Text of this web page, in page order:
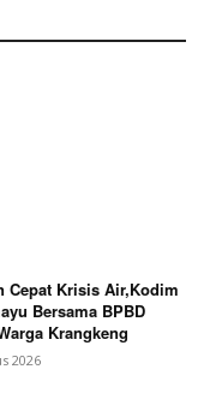
Cepat Krisis Air,Kodim
Bersama BPBD
Krangkeng
2026